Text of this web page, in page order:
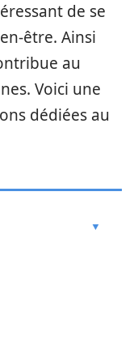
de se
être. Ainsi
au
Voici une
dédiées au